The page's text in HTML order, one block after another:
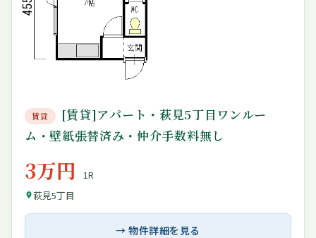
賃貸
[賃貸]アパート・萩見5丁目ワンルー
ム・壁紙張替済み・仲介手数料無し
3万円
1R
萩見5丁目
→ 物件詳細を見る